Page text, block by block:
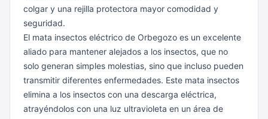
colgar y una rejilla protectora mayor comodidad y
seguridad.
El mata insectos eléctrico de Orbegozo es un excelente
aliado para mantener alejados a los insectos, que no
solo generan simples molestias, sino que incluso pueden
transmitir diferentes enfermedades. Este mata insectos
elimina a los insectos con una descarga eléctrica,
atrayéndolos con una luz ultravioleta en un área de